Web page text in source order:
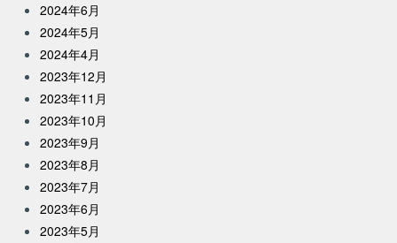
2024年6月
2024年5月
2024年4月
2023年12月
2023年11月
2023年10月
2023年9月
2023年8月
2023年7月
2023年6月
2023年5月